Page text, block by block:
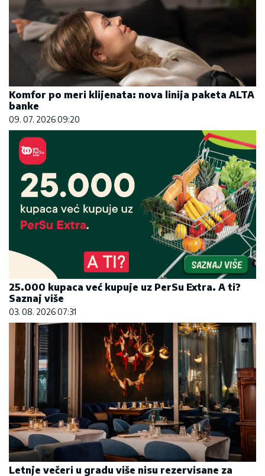
Komfor po meri klijenata: nova linija paketa ALTA
banke
09. 07. 2026 09:20
25.000 kupaca već kupuje uz PerSu Extra. A ti?
Saznaj više
03. 08. 2026 07:31
Letnje večeri u gradu više nisu rezervisane za